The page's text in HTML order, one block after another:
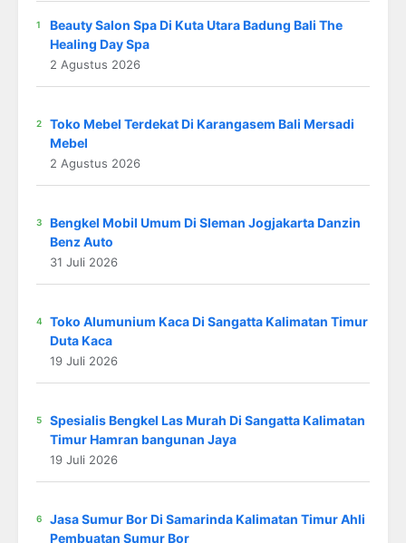
Beauty Salon Spa Di Kuta Utara Badung Bali The
Healing Day Spa
2 Agustus 2026
Toko Mebel Terdekat Di Karangasem Bali Mersadi
Mebel
2 Agustus 2026
Bengkel Mobil Umum Di Sleman Jogjakarta Danzin
Benz Auto
31 Juli 2026
Toko Alumunium Kaca Di Sangatta Kalimatan Timur
Duta Kaca
19 Juli 2026
Spesialis Bengkel Las Murah Di Sangatta Kalimatan
Timur Hamran bangunan Jaya
19 Juli 2026
Jasa Sumur Bor Di Samarinda Kalimatan Timur Ahli
Pembuatan Sumur Bor